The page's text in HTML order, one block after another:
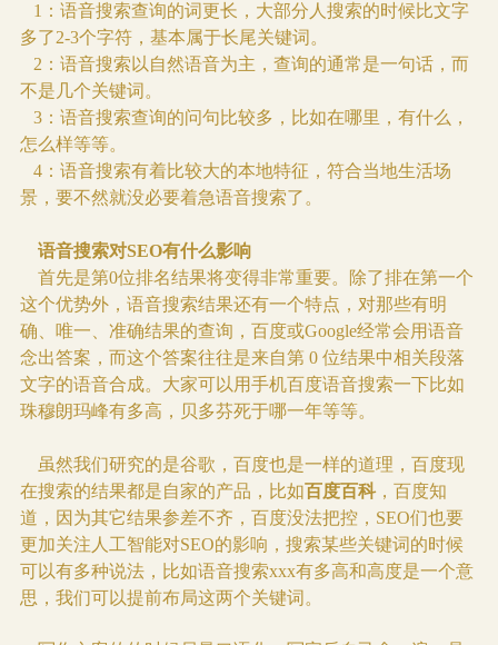
1：语音搜索查询的词更长，大部分人搜索的时候比文字
多了2-3个字符，基本属于长尾关键词。
2： 语音搜索以自然语音为主，查询的通常是一句话，而
不是几个关键词。
3：语音搜索查询的问句比较多，比如在哪里，有什么，
怎么样等等。
4：语音搜索有着比较大的本地特征，符合当地生活场
景，要不然就没必要着急语音搜索了。
语音搜索对SEO有什么影响
首先是第0位排名结果将变得非常重要。除了排在第一个
这个优势外，语音搜索结果还有一个特点，对那些有明
确、唯一、准确结果的查询，百度或Google经常会用语音
念出答案，而这个答案往往是来自第 0 位结果中相关段落
文字的语音合成。大家可以用手机百度语音搜索一下比如
珠穆朗玛峰有多高，贝多芬死于哪一年等等。
虽然我们研究的是谷歌，百度也是一样的道理，百度现
在搜索的结果都是自家的产品，比如百度百科，百度知
道，因为其它结果参差不齐，百度没法把控，SEO们也要
更加关注人工智能对SEO的影响，搜索某些关键词的时候
可以有多种说法，比如语音搜索xxx有多高和高度是一个意
思，我们可以提前布局这两个关键词。